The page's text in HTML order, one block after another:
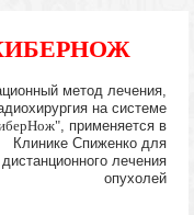
метод лечения,
на системе
, применяется в
Клинике Спиженко для
дистанционного лечения
опухолей